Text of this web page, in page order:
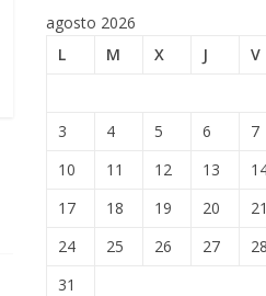
agosto 2026
L
M X J V
3
4 5 6 7
10
11 12 13
17
18 19 20 21
24
25 26 27 28
31